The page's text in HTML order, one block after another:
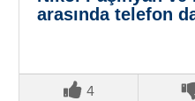
arasında telefon
4